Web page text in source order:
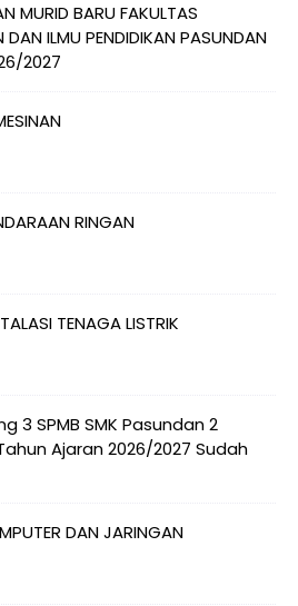
MURID BARU FAKULTAS
DAN ILMU PENDIDIKAN PASUNDAN
2027
RINGAN
TENAGA LISTRIK
3 SPMB SMK Pasundan 2
Ajaran 2026/2027 Sudah
DAN JARINGAN